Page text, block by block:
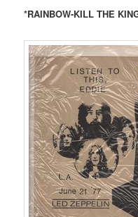
*RAINBOW-KILL THE